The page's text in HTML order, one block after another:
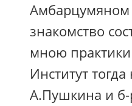
Амбарцумяном
знакомство
мною
Институт
А.Пушкина и б-